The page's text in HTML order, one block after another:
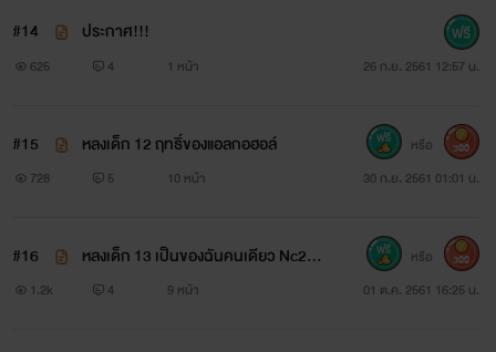
#14 ประกาศ!!!
625 4 1 หน้า 26 ก.ย. 2561 12:57 น.
#15 หลงเด็ก 12 ฤทธิ์ของแอลกอฮอล์
728 5 10 หน้า 30 ก.ย. 2561 01:01 น.
หรือ 300
#16
หลงเด็ก 13 เป็นของฉันคนเดียว Nc20
++
1.2k 4 9 หน้า 01 ต.ค. 2561 16:25 น.
หรือ 300